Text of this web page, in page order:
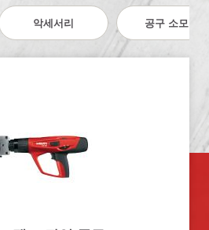
악세서리 공구 소모품